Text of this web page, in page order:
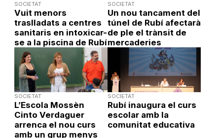
SOCIETAT
Vuit menors
traslladats a centres
sanitaris en intoxicar-
se a la piscina de Rubí
SOCIETAT
Un nou tancament del
túnel de Rubí afectarà
de ple el trànsit de
mercaderies
SOCIETAT
L’Escola Mossèn
Cinto Verdaguer
arrenca el nou curs
amb un grup menys
SOCIETAT
Rubí inaugura el curs
escolar amb la
comunitat educativa